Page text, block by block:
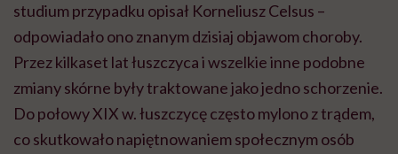
studium przypadku opisał Korneliusz Celsus –
odpowiadało ono znanym dzisiaj objawom choroby.
Przez kilkaset lat łuszczyca i wszelkie inne podobne
zmiany skórne były traktowane jako jedno schorzenie.
Do połowy XIX w. łuszczycę często mylono z trądem,
co skutkowało napiętnowaniem społecznym osób